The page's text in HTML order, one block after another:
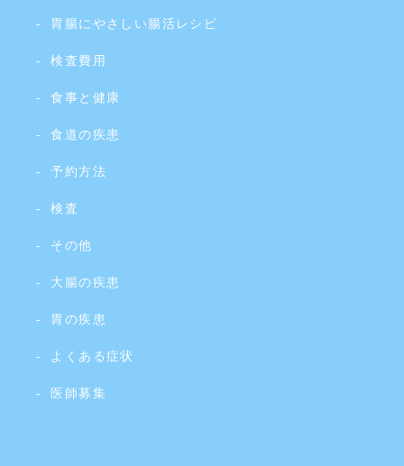
胃腸にやさしい腸活レシピ
検査費用
食事と健康
食道の疾患
予約方法
検査
その他
大腸の疾患
胃の疾患
よくある症状
医師募集